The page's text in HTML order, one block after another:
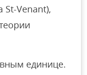
Venant),
единице.